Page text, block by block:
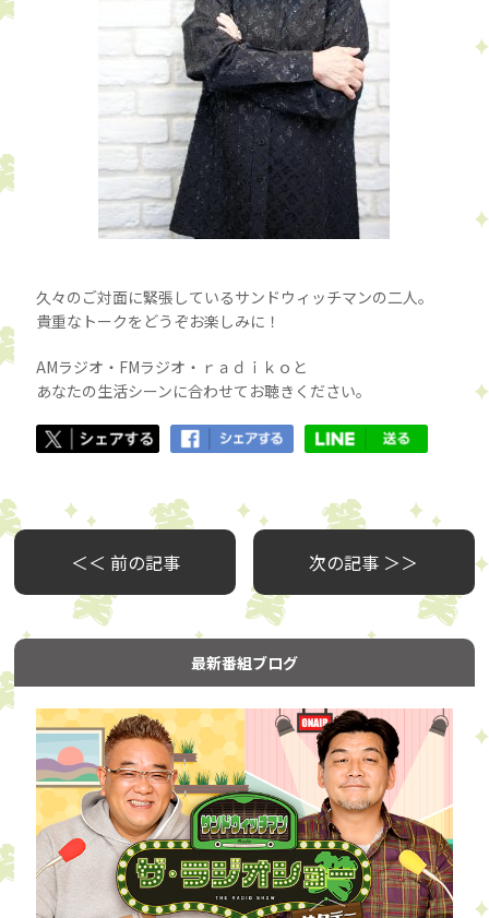
久々のご対面に緊張しているサンドウィッチマンの二人。
貴重なトークをどうぞお楽しみに！
AMラジオ・FMラジオ・ｒａｄｉｋｏと
あなたの生活シーンに合わせてお聴きください。
＜＜ 前の記事 次の記事 ＞＞
最新番組ブログ